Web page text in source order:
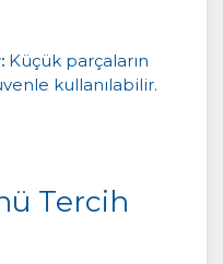
Küçük parçaların
kullanılabilir.
Tercih